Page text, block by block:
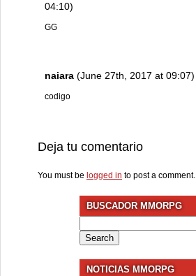
04:10)
GG
naiara (June 27th, 2017 at 09:07)
codigo
Deja tu comentario
You must be logged in to post a comment.
BUSCADOR MMORPG
for:
NOTICIAS MMORPG